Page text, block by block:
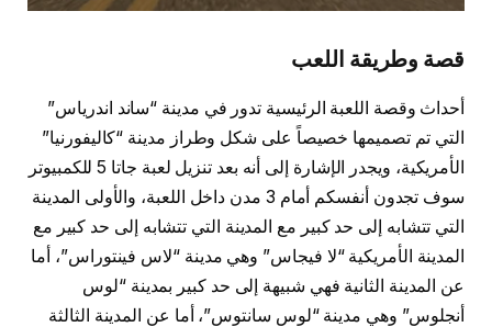
قصة وطريقة اللعب
أحداث وقصة اللعبة الرئيسية تدور في مدينة “ساند اندرياس”
التي تم تصميمها خصيصاً على شكل وطراز مدينة “كاليفورنيا”
الأمريكية، ويجدر الإشارة إلى أنه بعد تنزيل لعبة جاتا 5 للكمبيوتر
سوف تجدون أنفسكم أمام 3 مدن داخل اللعبة، والأولى المدينة
التي تتشابه إلى حد كبير مع المدينة التي تتشابه إلى حد كبير مع
المدينة الأمريكية “لا فيجاس” وهي مدينة “لاس فينتوراس”، أما
عن المدينة الثانية فهي شبيهة إلى حد كبير بمدينة “لوس
أنجلوس” وهي مدينة “لوس سانتوس”، أما عن المدينة الثالثة